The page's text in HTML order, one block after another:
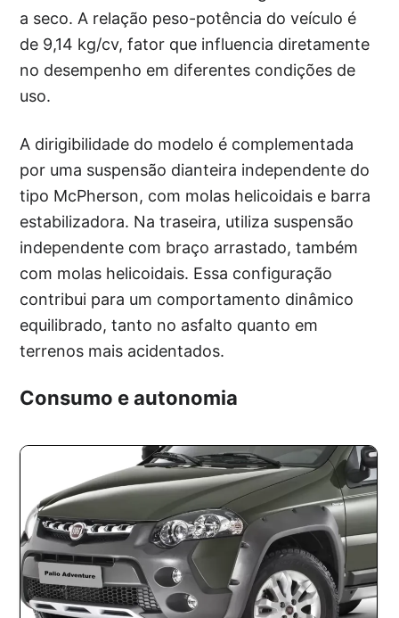
a seco. A relação peso-potência do veículo é
de 9,14 kg/cv, fator que influencia diretamente
no desempenho em diferentes condições de
uso.
A dirigibilidade do modelo é complementada
por uma suspensão dianteira independente do
tipo McPherson, com molas helicoidais e barra
estabilizadora. Na traseira, utiliza suspensão
independente com braço arrastado, também
com molas helicoidais. Essa configuração
contribui para um comportamento dinâmico
equilibrado, tanto no asfalto quanto em
terrenos mais acidentados.
Consumo e autonomia